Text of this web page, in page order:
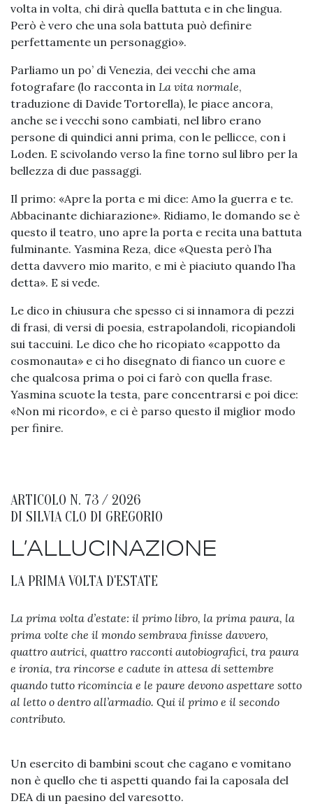
volta in volta, chi dirà quella battuta e in che lingua.
Però è vero che una sola battuta può definire
perfettamente un personaggio».
Parliamo un po’ di Venezia, dei vecchi che ama
fotografare (lo racconta in La vita normale,
traduzione di Davide Tortorella), le piace ancora,
anche se i vecchi sono cambiati, nel libro erano
persone di quindici anni prima, con le pellicce, con i
Loden. E scivolando verso la fine torno sul libro per la
bellezza di due passaggi.
Il primo: «Apre la porta e mi dice: Amo la guerra e te.
Abbacinante dichiarazione». Ridiamo, le domando se è
questo il teatro, uno apre la porta e recita una battuta
fulminante. Yasmina Reza, dice «Questa però l’ha
detta davvero mio marito, e mi è piaciuto quando l’ha
detta». E si vede.
Le dico in chiusura che spesso ci si innamora di pezzi
di frasi, di versi di poesia, estrapolandoli, ricopiandoli
sui taccuini. Le dico che ho ricopiato «cappotto da
cosmonauta» e ci ho disegnato di fianco un cuore e
che qualcosa prima o poi ci farò con quella frase.
Yasmina scuote la testa, pare concentrarsi e poi dice:
«Non mi ricordo», e ci è parso questo il miglior modo
per finire.
ARTICOLO N. 73 / 2026
DI SILVIA CLO DI GREGORIO
L’ALLUCINAZIONE
LA PRIMA VOLTA D'ESTATE
La prima volta d’estate: il primo libro, la prima paura, la
prima volte che il mondo sembrava finisse davvero,
quattro autrici, quattro racconti autobiografici, tra paura
e ironia, tra rincorse e cadute in attesa di settembre
quando tutto ricomincia e le paure devono aspettare sotto
al letto o dentro all’armadio. Qui il primo e il secondo
contributo.
Un esercito di bambini scout che cagano e vomitano
non è quello che ti aspetti quando fai la caposala del
DEA di un paesino del varesotto.